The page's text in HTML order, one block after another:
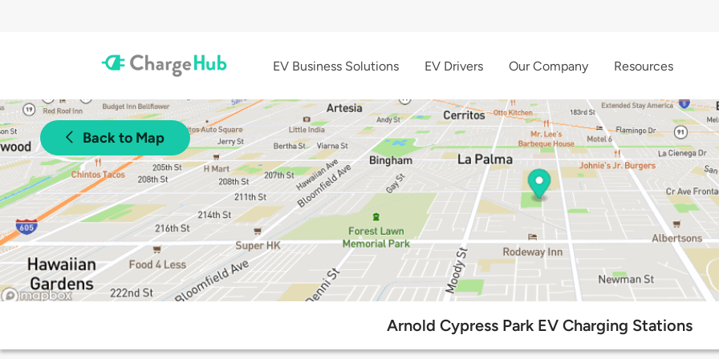
EV Business Solutions EV Drivers Our Company Resources
Back to Map
Arnold Cypress Park EV Charging Stations